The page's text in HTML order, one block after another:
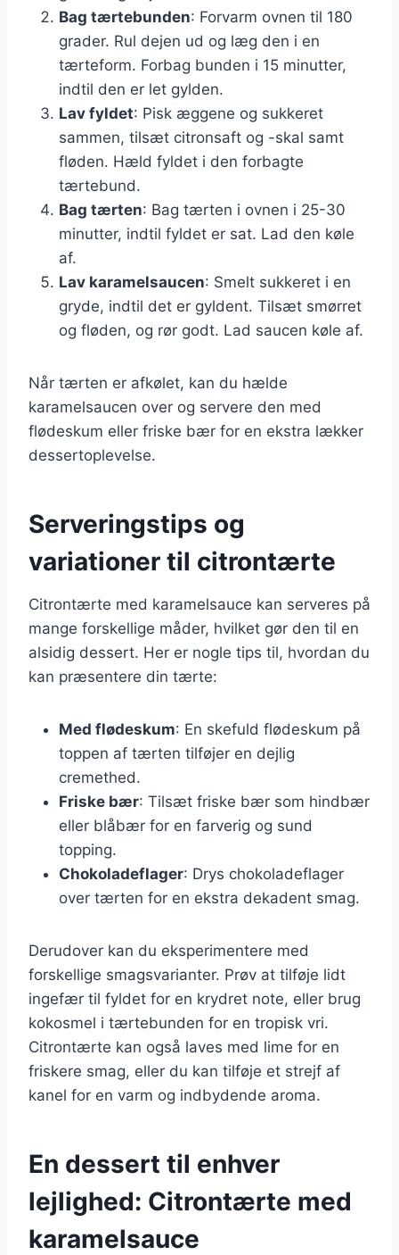
Bag tærtebunden: Forvarm ovnen til 180
grader. Rul dejen ud og læg den i en
tærteform. Forbag bunden i 15 minutter,
indtil den er let gylden.
Lav fyldet: Pisk æggene og sukkeret
sammen, tilsæt citronsaft og -skal samt
fløden. Hæld fyldet i den forbagte
tærtebund.
Bag tærten: Bag tærten i ovnen i 25-30
minutter, indtil fyldet er sat. Lad den køle
af.
Lav karamelsaucen: Smelt sukkeret i en
gryde, indtil det er gyldent. Tilsæt smørret
og fløden, og rør godt. Lad saucen køle af.
Når tærten er afkølet, kan du hælde
karamelsaucen over og servere den med
flødeskum eller friske bær for en ekstra lækker
dessertoplevelse.
Serveringstips og
variationer til citrontærte
Citrontærte med karamelsauce kan serveres på
mange forskellige måder, hvilket gør den til en
alsidig dessert. Her er nogle tips til, hvordan du
kan præsentere din tærte:
Med flødeskum: En skefuld flødeskum på
toppen af tærten tilføjer en dejlig
cremethed.
Friske bær: Tilsæt friske bær som hindbær
eller blåbær for en farverig og sund
topping.
Chokoladeflager: Drys chokoladeflager
over tærten for en ekstra dekadent smag.
Derudover kan du eksperimentere med
forskellige smagsvarianter. Prøv at tilføje lidt
ingefær til fyldet for en krydret note, eller brug
kokosmel i tærtebunden for en tropisk vri.
Citrontærte kan også laves med lime for en
friskere smag, eller du kan tilføje et strejf af
kanel for en varm og indbydende aroma.
En dessert til enhver
lejlighed: Citrontærte med
karamelsauce